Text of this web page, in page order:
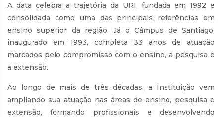
A data celebra a trajetória da URI, fundada em 1992 e
consolidada como uma das principais referências em
ensino superior da região. Já o Câmpus de Santiago,
inaugurado em 1993, completa 33 anos de atuação
marcados pelo compromisso com o ensino, a pesquisa e
a extensão.
Ao longo de mais de três décadas, a Instituição vem
ampliando sua atuação nas áreas de ensino, pesquisa e
extensão, formando profissionais e desenvolvendo